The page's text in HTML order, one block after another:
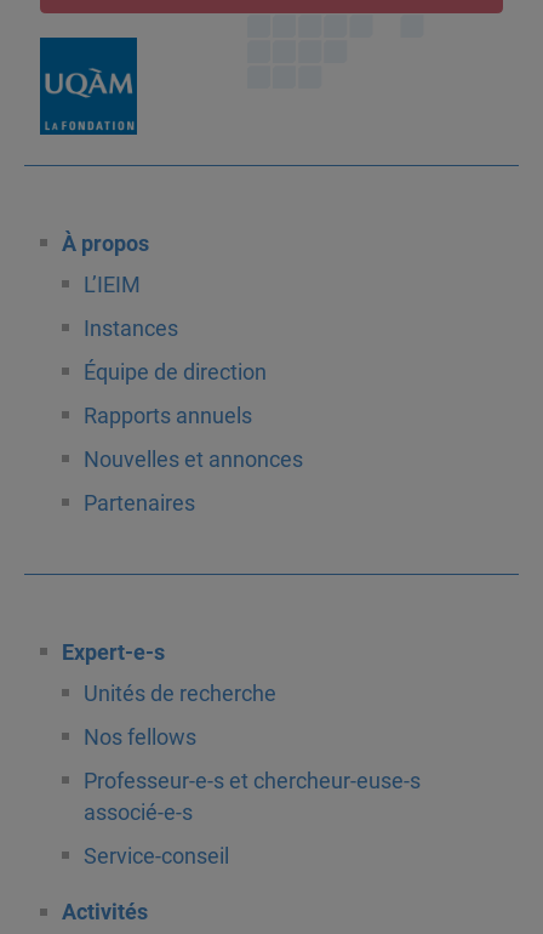
À propos
L’IEIM
Instances
Équipe de direction
Rapports annuels
Nouvelles et annonces
Partenaires
Expert-e-s
Unités de recherche
Nos fellows
Professeur-e-s et chercheur-euse-s
associé-e-s
Service-conseil
Activités